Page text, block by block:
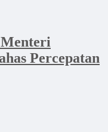
Percepatan